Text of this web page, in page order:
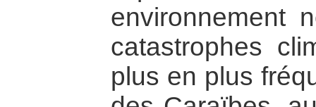
environnement
catastrophes
plus en plus